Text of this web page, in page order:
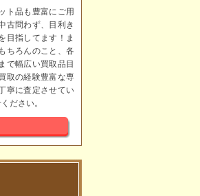
ト品も豊富にご用
古問わず、目利き
目指してます！ま
ちろんのこと、各
で幅広い買取品目
取の経験豊富な専
寧に査定させてい
ださい。